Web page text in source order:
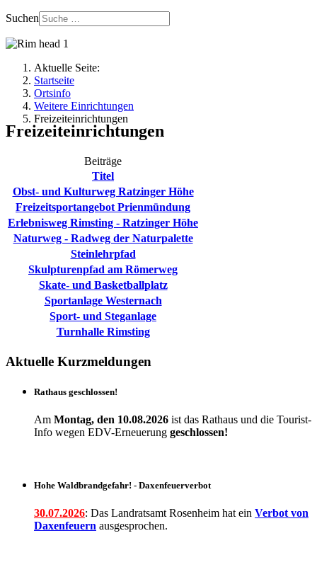
Suchen
Aktuelle Seite:
Startseite
Ortsinfo
Weitere Einrichtungen
Freizeiteinrichtungen
Freizeiteinrichtungen
Beiträge
Titel
Obst- und Kulturweg Ratzinger Höhe
Freizeitsportangebot Prienmündung
Erlebnisweg Rimsting - Ratzinger Höhe
Naturweg - Radweg der Naturpalette
Steinlehrpfad
Skulpturenpfad am Römerweg
Skate- und Basketballplatz
Sportanlage Westernach
Sport- und Steganlage
Turnhalle Rimsting
Aktuelle Kurzmeldungen
Rathaus geschlossen!
Am Montag, den 10.08.2026 ist das Rathaus und die Tourist-
Info wegen EDV-Erneuerung geschlossen!
Hohe Waldbrandgefahr! - Daxenfeuerverbot
30.07.2026: Das Landratsamt Rosenheim hat ein Verbot von
Daxenfeuern ausgesprochen.